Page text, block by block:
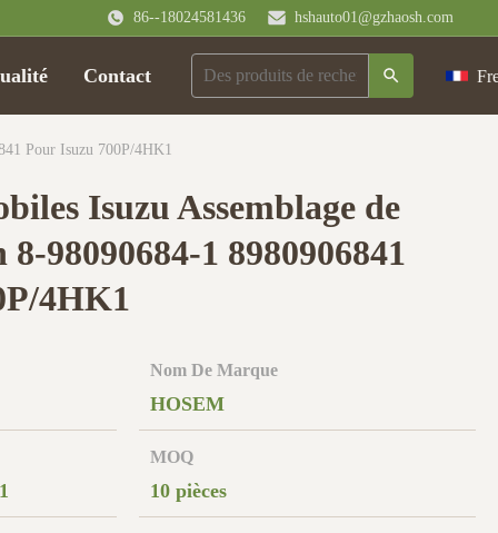
86--18024581436 hshauto01@gzhaosh.com
Contact
Pour Isuzu 700P/4HK1
Isuzu Assemblage de
98090684-1 8980906841
4HK1
Nom De Marque
HOSEM
MOQ
10 pièces